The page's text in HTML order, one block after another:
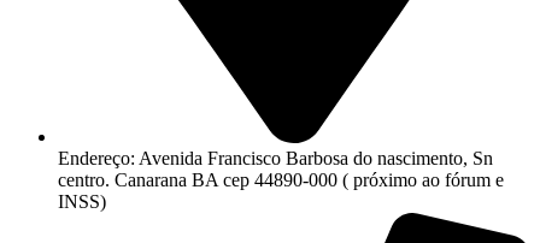
Endereço: Avenida Francisco Barbosa do nascimento, Sn
centro. Canarana BA cep 44890-000 ( próximo ao fórum e
INSS)